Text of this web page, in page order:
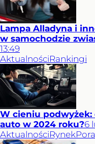
Lampa Alladyna i
w samochodzie
13:49
AktualnościRankingi
W cieniu
auto w 2024 roku?6
AktualnościRynek